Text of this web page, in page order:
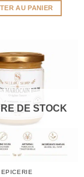
AU PANIER
DE STOCK
EPICERIE